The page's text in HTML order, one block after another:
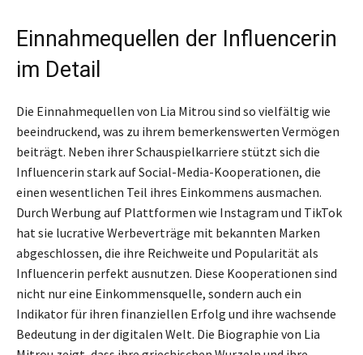
Einnahmequellen der Influencerin
im Detail
Die Einnahmequellen von Lia Mitrou sind so vielfältig wie
beeindruckend, was zu ihrem bemerkenswerten Vermögen
beiträgt. Neben ihrer Schauspielkarriere stützt sich die
Influencerin stark auf Social-Media-Kooperationen, die
einen wesentlichen Teil ihres Einkommens ausmachen.
Durch Werbung auf Plattformen wie Instagram und TikTok
hat sie lucrative Werbeverträge mit bekannten Marken
abgeschlossen, die ihre Reichweite und Popularität als
Influencerin perfekt ausnutzen. Diese Kooperationen sind
nicht nur eine Einkommensquelle, sondern auch ein
Indikator für ihren finanziellen Erfolg und ihre wachsende
Bedeutung in der digitalen Welt. Die Biographie von Lia